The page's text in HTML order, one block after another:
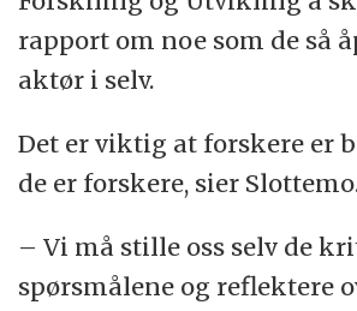
rapport om noe som de så
aktør i selv.
Det er viktig at forskere er
de er forskere, sier
– Vi må stille oss selv de
spørsmålene og reflektere